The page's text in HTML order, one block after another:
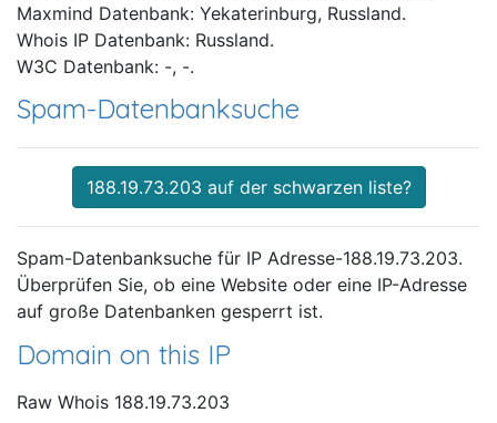
Maxmind Datenbank: Yekaterinburg, Russland.
Whois IP Datenbank: Russland.
W3C Datenbank: -, -.
Spam-Datenbanksuche
188.19.73.203 auf der schwarzen liste?
Spam-Datenbanksuche für IP Adresse-188.19.73.203.
Überprüfen Sie, ob eine Website oder eine IP-Adresse
auf große Datenbanken gesperrt ist.
Domain on this IP
Raw Whois 188.19.73.203